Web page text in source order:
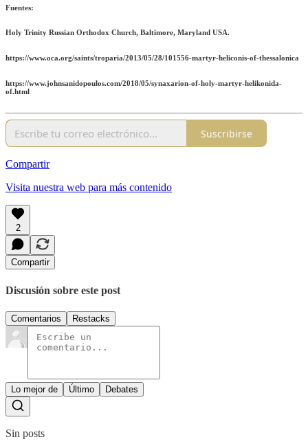
Fuentes:
Holy Trinity Russian Orthodox Church, Baltimore, Maryland USA.
https://www.oca.org/saints/troparia/2013/05/28/101556-martyr-heliconis-of-thessalonica
https://www.johnsanidopoulos.com/2018/05/synaxarion-of-holy-martyr-helikonida-
of.html
Suscribirse
Compartir
Visita nuestra web para más contenido
2
Compartir
Discusión sobre este post
Comentarios Restacks
Lo mejor de Último Debates
Sin posts